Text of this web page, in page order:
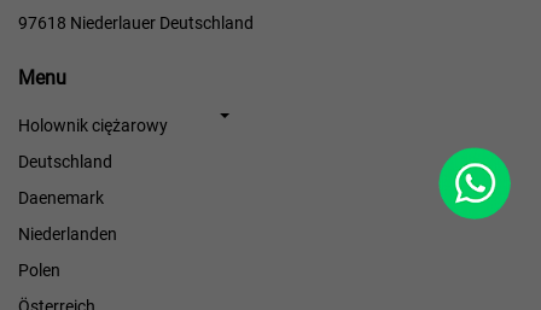
97618 Niederlauer Deutschland
Menu
Menu
Holownik ciężarowy
Deutschland
Daenemark
Niederlanden
Polen
WhatsApp